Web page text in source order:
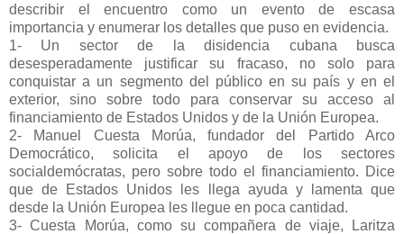
describir el encuentro como un evento de escasa
importancia y enumerar los detalles que puso en evidencia.
1- Un sector de la disidencia cubana busca
desesperadamente justificar su fracaso, no solo para
conquistar a un segmento del público en su país y en el
exterior, sino sobre todo para conservar su acceso al
financiamiento de Estados Unidos y de la Unión Europea.
2- Manuel Cuesta Morúa, fundador del Partido Arco
Democrático, solicita el apoyo de los sectores
socialdemócratas, pero sobre todo el financiamiento. Dice
que de Estados Unidos les llega ayuda y lamenta que
desde la Unión Europea les llegue en poca cantidad.
3- Cuesta Morúa, como su compañera de viaje, Laritza